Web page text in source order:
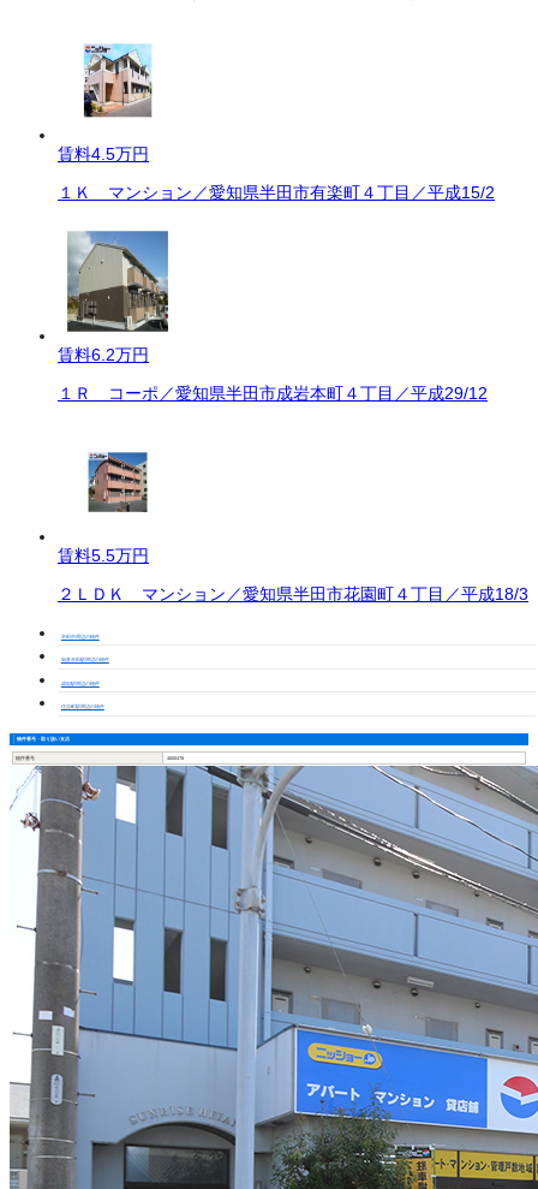
賃料4.5万円
１Ｋ マンション／愛知県半田市有楽町４丁目／平成15/2
賃料6.2万円
１Ｒ コーポ／愛知県半田市成岩本町４丁目／平成29/12
賃料5.5万円
２ＬＤＫ マンション／愛知県半田市花園町４丁目／平成18/3
半田市周辺の物件
知多半田駅周辺の物件
成岩駅周辺の物件
住吉町駅周辺の物件
物件番号・取り扱い支店
物件番号 4000478